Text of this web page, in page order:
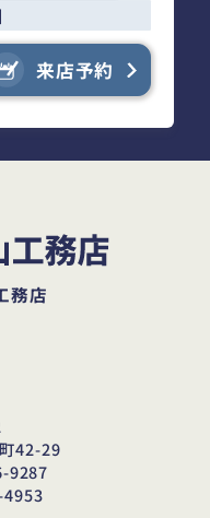
来店予約
務店
42-29
9287
4953